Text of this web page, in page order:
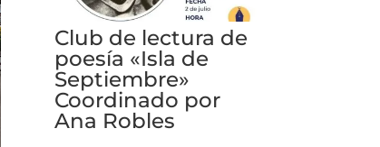
Club de lectura de
poesía «Isla de
Septiembre»
Coordinado por
Ana Robles